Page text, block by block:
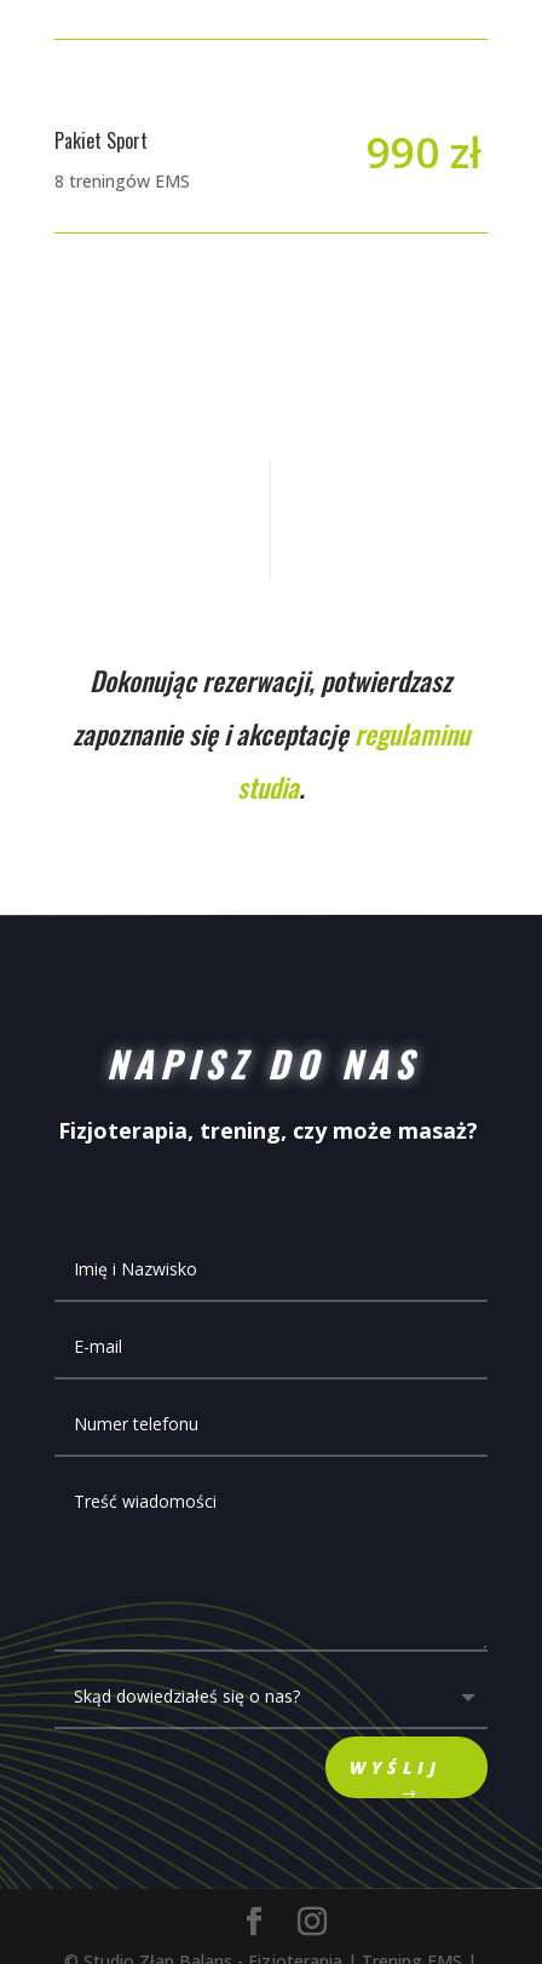
Pakiet Sport
8 treningów EMS
990 zł
Dokonując rezerwacji, potwierdzasz
zapoznanie się i akceptacjęregulaminu
studia.
NAPISZ DO NAS
Fizjoterapia, trening, czy może masaż?
WYŚLIJ